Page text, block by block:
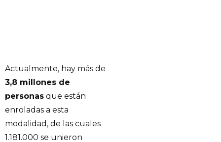
Actualmente, hay más de
3,8 millones de
personas que están
enroladas a esta
modalidad, de las cuales
1.181.000 se unieron